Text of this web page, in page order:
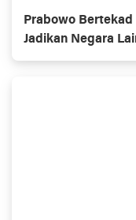
Prabowo Bertekad
Jadikan Negara